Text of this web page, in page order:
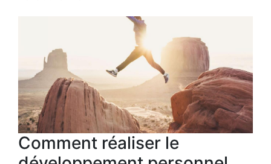
Comment réaliser le